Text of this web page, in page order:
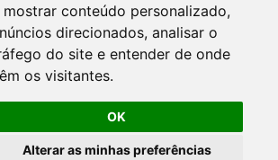
mostrar conteúdo personalizado,
direcionados, analisar o
do site e entender de onde
os visitantes.
OK
Alterar as minhas preferências
de entrega dos produtos terminar o estoque. Quaisquer dúvidas, por
comunicada aoAtendimento em até 7 (sete) dias corridos, a contar da data
do recebimento.